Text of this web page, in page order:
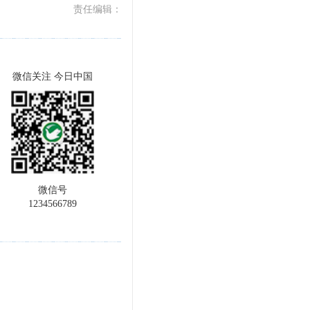
责任编辑：
微信关注 今日中国
微信号
1234566789